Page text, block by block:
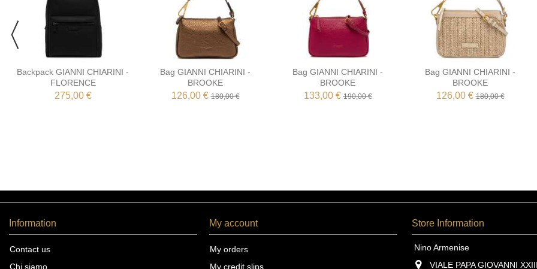
Backpack GIANNI CHIARINI -
FLORENCE
275,00 €
Bag GIANNI CHIARINI -
BROOKE
126,00 €180,00 €
Bag GIANNI CHIARINI -
BROOKE
133,00 €190,00 €
Bag GIANNI CHIARINI -
BROOKE
126,00 €180,00 €
Information
Contact us
Chi siamo
My account
My orders
My credit slips
Store Information
Nino Armenise
VIALE PAPA GIOVANNI